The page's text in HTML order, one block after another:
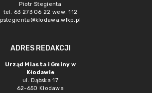
Piotr Stegienta
tel. 63 273 06 22 wew. 112
pstegienta@klodawa.wlkp.pl
ADRES REDAKCJI
Urząd Miasta i Gminy w
Kłodawie
ul. Dąbska 17
62-650 Kłodawa